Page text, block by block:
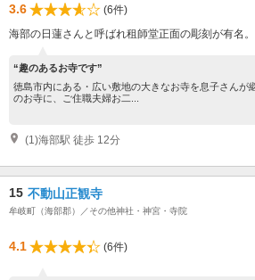
3.6
(6件)
海部の日蓮さんと呼ばれ租師堂正面の彫刻が有名
“趣のあるお寺です”
徳島市内にある・広い敷地の大きなお寺を息子さんが
のお寺に、ご住職夫婦お二...
(1)海部駅 徒歩 12分
15 不動山正観寺
牟岐町（海部郡）／その他神社・神宮・寺院
4.1 (6件)